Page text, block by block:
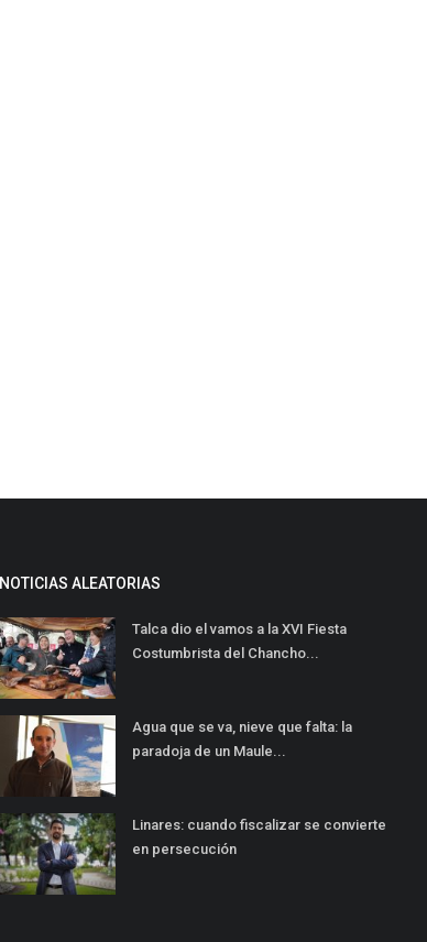
NOTICIAS ALEATORIAS
Talca dio el vamos a la XVI Fiesta
Costumbrista del Chancho...
Agua que se va, nieve que falta: la
paradoja de un Maule...
Linares: cuando fiscalizar se convierte
en persecución